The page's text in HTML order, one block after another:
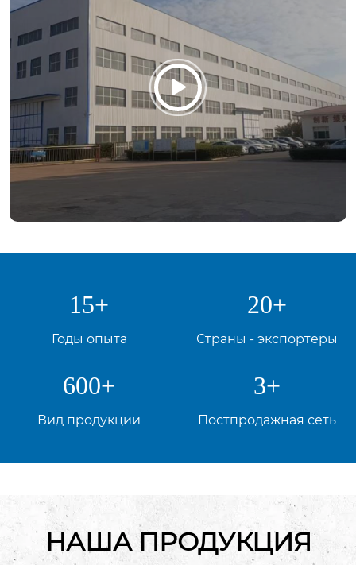

15+
Годы опыта
20+
Страны - экспортеры
600+
Вид продукции
3+
Постпродажная сеть
НАША ПРОДУКЦИЯ